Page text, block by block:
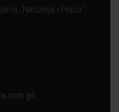
„Nadzieja i Praca”